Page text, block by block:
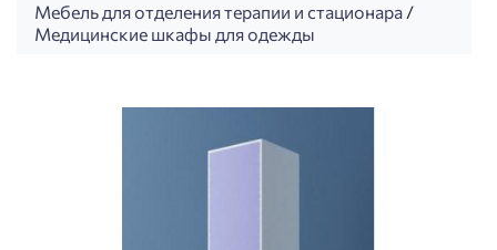
Мебель для отделения терапии и стационара /
Медицинские шкафы для одежды